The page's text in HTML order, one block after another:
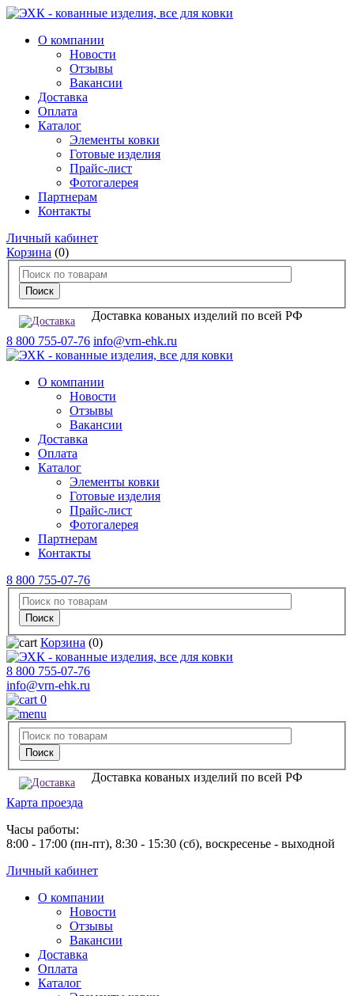
О компании
Новости
Отзывы
Вакансии
Доставка
Оплата
Каталог
Элементы ковки
Готовые изделия
Прайс-лист
Фотогалерея
Партнерам
Контакты
Личный кабинет
Корзина (0)
Доставка кованых изделий по всей РФ
8 800 755-07-76 info@vrn-ehk.ru
О компании
Новости
Отзывы
Вакансии
Доставка
Оплата
Каталог
Элементы ковки
Готовые изделия
Прайс-лист
Фотогалерея
Партнерам
Контакты
8 800 755-07-76
Корзина (0)
8 800 755-07-76
info@vrn-ehk.ru
0
Доставка кованых изделий по всей РФ
Карта проезда
Часы работы:
8:00 - 17:00 (пн-пт), 8:30 - 15:30 (сб), воскресенье - выходной
Личный кабинет
О компании
Новости
Отзывы
Вакансии
Доставка
Оплата
Каталог